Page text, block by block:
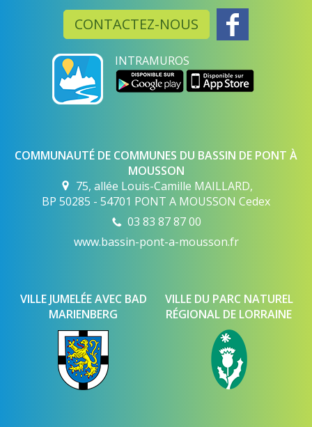
CONTACTEZ-NOUS
INTRAMUROS
COMMUNAUTÉ DE COMMUNES DU BASSIN DE PONT À
MOUSSON
75, allée Louis-Camille MAILLARD,
BP 50285 - 54701 PONT A MOUSSON Cedex
03 83 87 87 00
www.bassin-pont-a-mousson.fr
VILLE JUMELÉE AVEC BAD
MARIENBERG
VILLE DU PARC NATUREL
RÉGIONAL DE LORRAINE